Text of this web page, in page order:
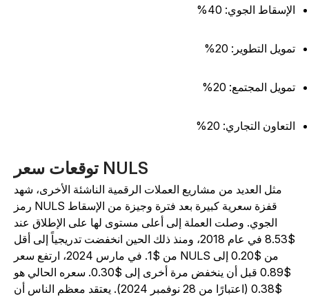
الجوي: 40%
التطوير: 20%
المجتمع: 20%
التجاري: 20%
توقعات سعر NULS
مثل العديد من مشاريع العملات الرقمية الناشئة الأخرى، شهد
رمز NULS قفزة سعرية كبيرة بعد فترة وجيزة من الإسقاط
الجوي. وصلت العملة إلى أعلى مستوى لها على الإطلاق عند
$8.53 في عام 2018، ومنذ ذلك الحين انخفضت تدريجياً إلى أقل
من $1. في مارس 2024، ارتفع سعر NULS من $0.20 إلى
$0.89 قبل أن ينخفض مرة أخرى إلى $0.30. سعره الحالي هو
$0.38 (اعتبارًا من 28 نوفمبر 2024). يعتقد معظم الناس أن